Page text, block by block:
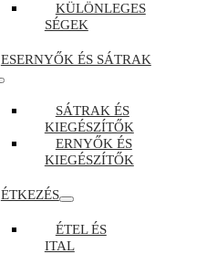
KÜLÖNLEGES
SÉGEK
ESERNYŐK ÉS SÁTRAK
SÁTRAK ÉS
KIEGÉSZÍTŐK
ERNYŐK ÉS
KIEGÉSZÍTŐK
ÉTKEZÉS
ÉTEL ÉS
ITAL